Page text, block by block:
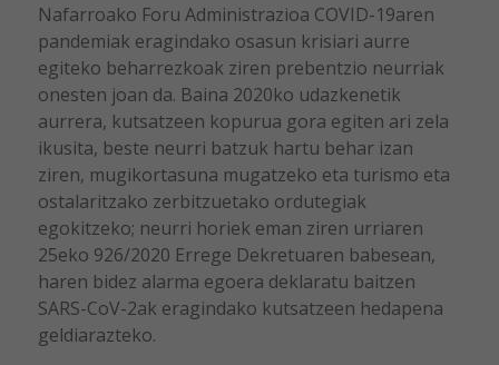
Nafarroako Foru Administrazioa COVID-19aren
pandemiak eragindako osasun krisiari aurre
egiteko beharrezkoak ziren prebentzio neurriak
onesten joan da. Baina 2020ko udazkenetik
aurrera, kutsatzeen kopurua gora egiten ari zela
ikusita, beste neurri batzuk hartu behar izan
ziren, mugikortasuna mugatzeko eta turismo eta
ostalaritzako zerbitzuetako ordutegiak
egokitzeko; neurri horiek eman ziren urriaren
25eko 926/2020 Errege Dekretuaren babesean,
haren bidez alarma egoera deklaratu baitzen
SARS-CoV-2ak eragindako kutsatzeen hedapena
geldiarazteko.